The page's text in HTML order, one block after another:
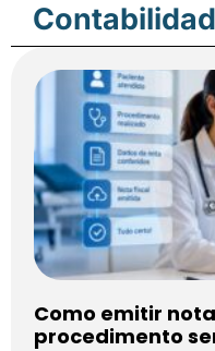
Como emitir
procedimento